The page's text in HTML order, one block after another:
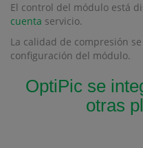
El control del módulo está
cuenta servicio.
La calidad de compresión
configuración del módulo.
OptiPic se
otras